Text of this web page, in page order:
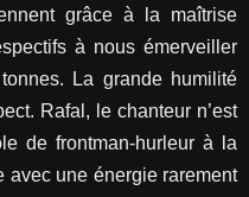
grâce à la maîtrise
à nous émerveiller
La grande humilité
Rafal, le chanteur n’est
de frontman-hurleur à la
avec une énergie rarement